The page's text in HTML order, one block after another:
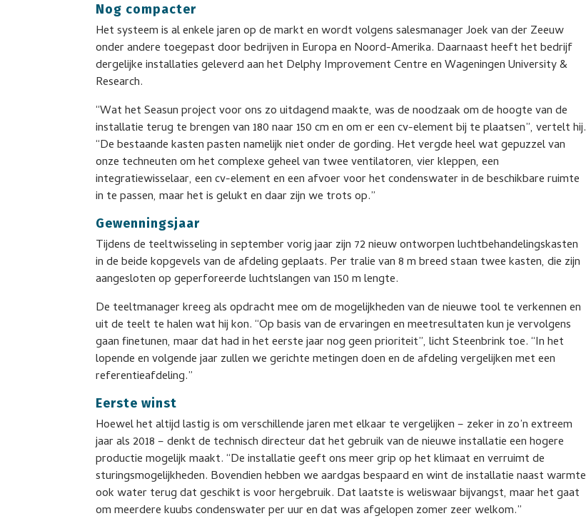
Nog compacter
Het systeem is al enkele jaren op de markt en wordt volgens salesmanager Joek van der Zeeuw
onder andere toegepast door bedrijven in Europa en Noord-Amerika. Daarnaast heeft het bedrijf
dergelijke installaties geleverd aan het Delphy Improvement Centre en Wageningen University &
Research.
“Wat het Seasun project voor ons zo uitdagend maakte, was de noodzaak om de hoogte van de
installatie terug te brengen van 180 naar 150 cm en om er een cv-element bij te plaatsen”, vertelt hij.
“De bestaande kasten pasten namelijk niet onder de gording. Het vergde heel wat gepuzzel van
onze techneuten om het complexe geheel van twee ventilatoren, vier kleppen, een
integratiewisselaar, een cv-element en een afvoer voor het condenswater in de beschikbare ruimte
in te passen, maar het is gelukt en daar zijn we trots op.”
Gewenningsjaar
Tijdens de teeltwisseling in september vorig jaar zijn 72 nieuw ontworpen luchtbehandelingskasten
in de beide kopgevels van de afdeling geplaats. Per tralie van 8 m breed staan twee kasten, die zijn
aangesloten op geperforeerde luchtslangen van 150 m lengte.
De teeltmanager kreeg als opdracht mee om de mogelijkheden van de nieuwe tool te verkennen en
uit de teelt te halen wat hij kon. “Op basis van de ervaringen en meetresultaten kun je vervolgens
gaan finetunen, maar dat had in het eerste jaar nog geen prioriteit”, licht Steenbrink toe. “In het
lopende en volgende jaar zullen we gerichte metingen doen en de afdeling vergelijken met een
referentieafdeling.”
Eerste winst
Hoewel het altijd lastig is om verschillende jaren met elkaar te vergelijken – zeker in zo’n extreem
jaar als 2018 – denkt de technisch directeur dat het gebruik van de nieuwe installatie een hogere
productie mogelijk maakt. “De installatie geeft ons meer grip op het klimaat en verruimt de
sturingsmogelijkheden. Bovendien hebben we aardgas bespaard en wint de installatie naast warmte
ook water terug dat geschikt is voor hergebruik. Dat laatste is weliswaar bijvangst, maar het gaat
om meerdere kuubs condenswater per uur en dat was afgelopen zomer zeer welkom.”